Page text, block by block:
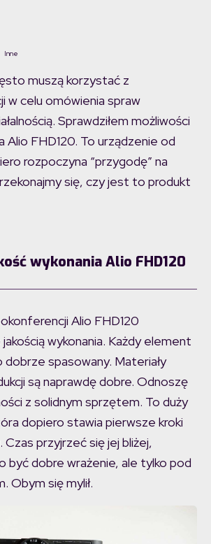
Inne
muszą korzystać z
w celu omówienia spraw
Sprawdziłem możliwości
Alio FHD120. To urządzenie od
rozpoczyna “przygodę” na
się, czy jest to produkt
wykonania Alio FHD120
Alio FHD120
jakością wykonania. Każdy element
spasowany. Materiały
są naprawdę dobre. Odnoszę
z solidnym sprzętem. To duży
dopiero stawia pierwsze kroki
Czas przyjrzeć się jej bliżej,
być dobre wrażenie, ale tylko pod
Obym się mylił.